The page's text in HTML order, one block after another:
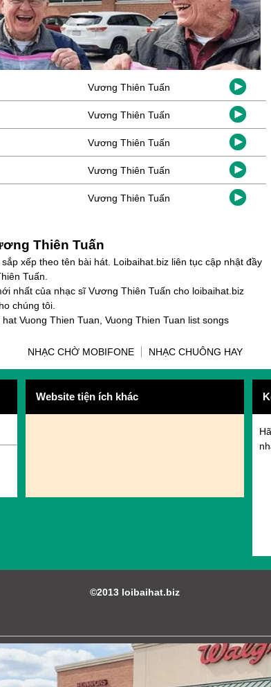
Vương Thiên Tuấn
Vương Thiên Tuấn
Vương Thiên Tuấn
Vương Thiên Tuấn
Vương Thiên Tuấn
Thiên Tuấn
xếp theo tên bài hát. Loibaihat.biz liên tục cập nhật đầy
Tuấn.
nhất của nhạc sĩ Vương Thiên Tuấn cho loibaihat.biz
chúng tôi.
Vuong Thien Tuan, Vuong Thien Tuan list songs
NHẠC CHỜ MOBIFONE NHẠC CHUÔNG HAY
Website tiện ích khác
©2013 loibaihat.biz